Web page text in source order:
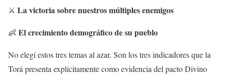
⚔️ La victoria sobre nuestros múltiples enemigos
👶 El crecimiento demográfico de su pueblo
No elegí estos tres temas al azar. Son los tres indicadores que la
Torá presenta explícitamente como evidencia del pacto Divino